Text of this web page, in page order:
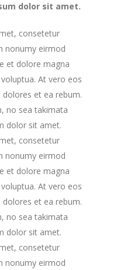
dolor sit amet.
consetetur
nonumy eirmod
et dolore magna
At vero eos
et ea rebum.
no sea takimata
dolor sit amet.
consetetur
nonumy eirmod
et dolore magna
At vero eos
et ea rebum.
no sea takimata
dolor sit amet.
consetetur
nonumy eirmod